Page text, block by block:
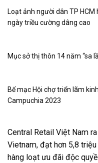
Loạt ảnh người dân TP
ngày triều cường dâng cao
Mục sở thị thôn 14 năm “sa
Bế mạc Hội chợ triển lãm
Campuchia 2023
Central Retail Việt Nam
Vietnam, đạt hơn 5,8
hàng loạt ưu đãi độc